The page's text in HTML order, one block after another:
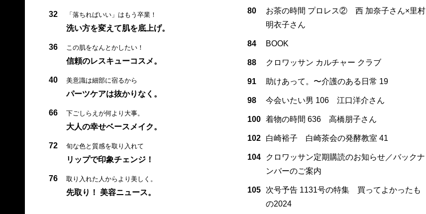
32 「落ちればいい」はもう卒業！
洗い方を変えて肌を底上げ。
36 この肌をなんとかしたい！
信頼のレスキューコスメ。
40 美意識は細部に宿るから
パーツケアは抜かりなく。
66 下ごしらえが何より大事。
大人の幸せベースメイク。
72 旬な色と質感を取り入れて
リップで印象チェンジ！
76 取り入れた人からより美しく。
先取り！ 美容ニュース。
80
お茶の時間 プロレス② 西 加奈子さん×里村
明衣子さん
84 BOOK
88 クロワッサン カルチャー クラブ
91 助けあって。〜介護のある日常 19
98 今会いたい男 106 江口洋介さん
100 着物の時間 636 高橋朋子さん
102 白崎裕子 白崎茶会の発酵教室 41
104
クロワッサン定期購読のお知らせ／バックナ
ンバーのご案内
105
次号予告 1131号の特集 買ってよかったも
の2024